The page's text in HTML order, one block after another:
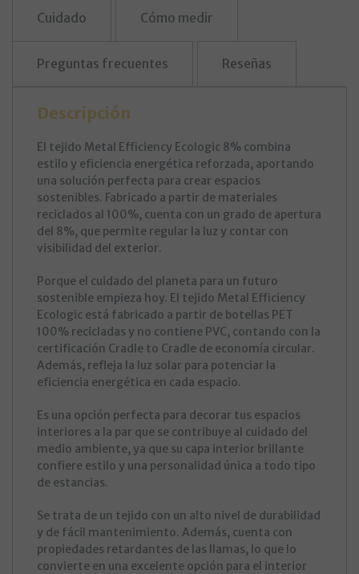
Cuidado Cómo medir
Preguntas frecuentes Reseñas
Descripción
El tejido Metal Efficiency Ecologic 8% combina
estilo y eficiencia energética reforzada, aportando
una solución perfecta para crear espacios
sostenibles. Fabricado a partir de materiales
reciclados al 100%, cuenta con un grado de apertura
del 8%, que permite regular la luz y contar con
visibilidad del exterior.
Porque el cuidado del planeta para un futuro
sostenible empieza hoy. El tejido Metal Efficiency
Ecologic está fabricado a partir de botellas PET
100% recicladas y no contiene PVC, contando con la
certificación Cradle to Cradle de economía circular.
Además, refleja la luz solar para potenciar la
eficiencia energética en cada espacio.
Es una opción perfecta para decorar tus espacios
interiores a la par que se contribuye al cuidado del
medio ambiente, ya que su capa interior brillante
confiere estilo y una personalidad única a todo tipo
de estancias.
Se trata de un tejido con un alto nivel de durabilidad
y de fácil mantenimiento. Además, cuenta con
propiedades retardantes de las llamas, lo que lo
convierte en una excelente opción para el interior